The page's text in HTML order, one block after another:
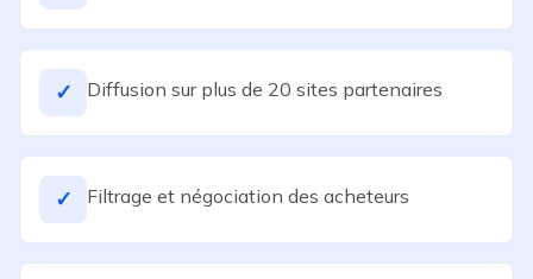
✓ Diffusion sur plus de 20 sites partenaires
✓ Filtrage et négociation des acheteurs